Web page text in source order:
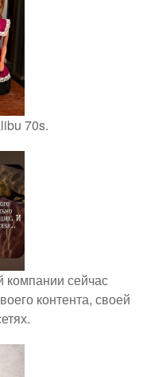
70s.
компании сейчас
контента, своей